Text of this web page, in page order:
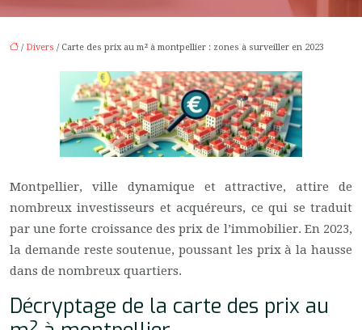
/ Divers / Carte des prix au m² à montpellier : zones à surveiller en 2023
Montpellier, ville dynamique et attractive, attire de
nombreux investisseurs et acquéreurs, ce qui se traduit
par une forte croissance des prix de l’immobilier. En 2023,
la demande reste soutenue, poussant les prix à la hausse
dans de nombreux quartiers.
Décryptage de la carte des prix au